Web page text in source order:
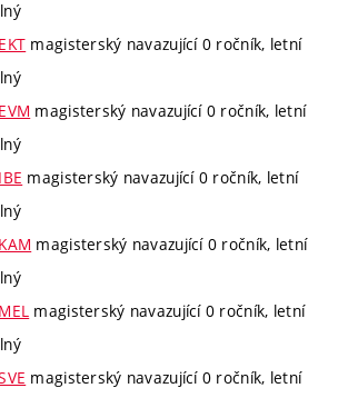
magisterský navazující 0 ročník, letní
magisterský navazující 0 ročník, letní
magisterský navazující 0 ročník, letní
magisterský navazující 0 ročník, letní
magisterský navazující 0 ročník, letní
magisterský navazující 0 ročník, letní